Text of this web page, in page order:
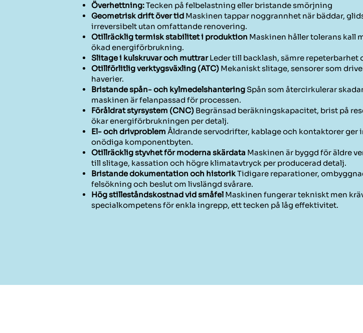
Överhettning:Tecken på felbelastning eller bristande smörjning
Geometrisk drift över tid Maskinen tappar noggrannhet när bäddar,
irreversibelt utan omfattande renovering.
Otillräcklig termisk stabilitet i produktion Maskinen håller tolerans kall
ökad energiförbrukning.
Slitage i kulskruvar och muttrarLeder till backlash, sämre
Otillförlitlig verktygsväxling (ATC) Mekaniskt slitage, sensorer som
haverier.
Bristande spån- och kylmedelshantering Spån som återcirkulerar
maskinen är felanpassad för processen.
Föråldrat styrsystem (CNC) Begränsad beräkningskapacitet, brist på
ökar energiförbrukningen per detalj.
El- och drivproblem Åldrande servodrifter, kablage och kontaktorer
onödiga komponentbyten.
Otillräcklig styvhet för moderna skärdata Maskinen är byggd för äldre
till slitage, kassation och högre klimatavtryck per producerad detalj.
Bristande dokumentation och historikTidigare reparationer,
felsökning och beslut om livslängd svårare.
Hög stilleståndskostnad vid småfel Maskinen fungerar tekniskt men
specialkompetens för enkla ingrepp, ett tecken på låg effektivitet.